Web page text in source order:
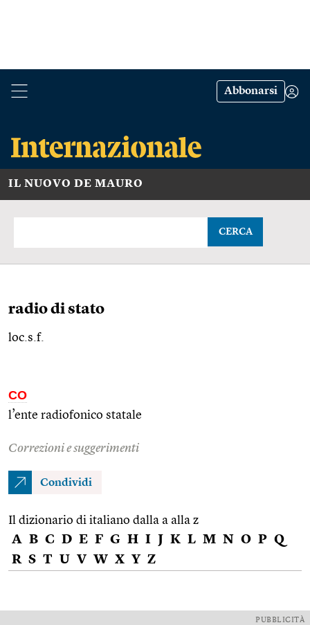
Abbonarsi
IL NUOVO DE MAURO
CERCA
radio di stato
loc.s.f.
CO
l’ente radiofonico statale
Correzioni e suggerimenti
Condividi
Il dizionario di italiano dalla a alla z
A B C D E F G H I J K L M N O P Q
R S T U V W X Y Z
PUBBLICITÀ